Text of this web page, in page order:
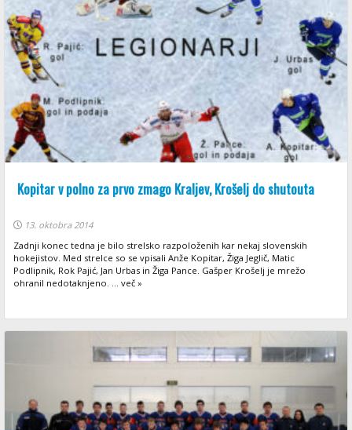
Kopitar v polno za prvo zmago Kraljev, Krošelj do shutouta
13. oktobra 2014
Zadnji konec tedna je bilo strelsko razpoloženih kar nekaj slovenskih
hokejistov. Med strelce so se vpisali Anže Kopitar, Žiga Jeglič, Matic
Podlipnik, Rok Pajić, Jan Urbas in Žiga Pance. Gašper Krošelj je mrežo
ohranil nedotaknjeno. ... več »